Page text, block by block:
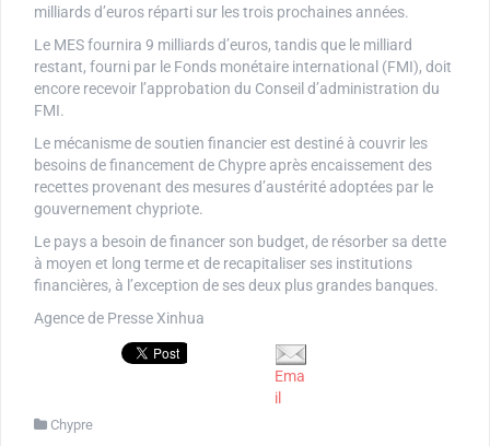
milliards d’euros réparti sur les trois prochaines années.
Le MES fournira 9 milliards d’euros, tandis que le milliard
restant, fourni par le Fonds monétaire international (FMI), doit
encore recevoir l’approbation du Conseil d’administration du
FMI.
Le mécanisme de soutien financier est destiné à couvrir les
besoins de financement de Chypre après encaissement des
recettes provenant des mesures d’austérité adoptées par le
gouvernement chypriote.
Le pays a besoin de financer son budget, de résorber sa dette
à moyen et long terme et de recapitaliser ses institutions
financières, à l’exception de ses deux plus grandes banques.
Agence de Presse Xinhua
Ema
il
Chypre